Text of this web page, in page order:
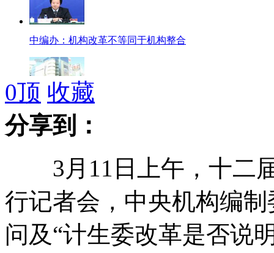
中编办：机构改革不等同于机构整合
日本大地震灾后重建面临"三重门"
朴槿惠召开首次内阁会议 压力巨大
搞笑：遇到这样的女友真有苦说不出
0顶 收藏
分享到：
3月11日上午，十二届
行记者会，中央机构编
问及“计生委改革是否说